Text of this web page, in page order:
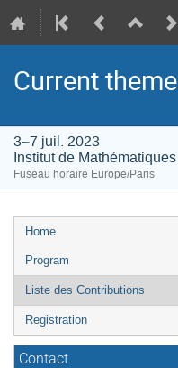
Current
3–7 juil. 2023
Institut de Mathématiques
Fuseau horaire Europe/Paris
Menu
de
l'événement
Home
Program
Liste des Contributions
Registration
Contact